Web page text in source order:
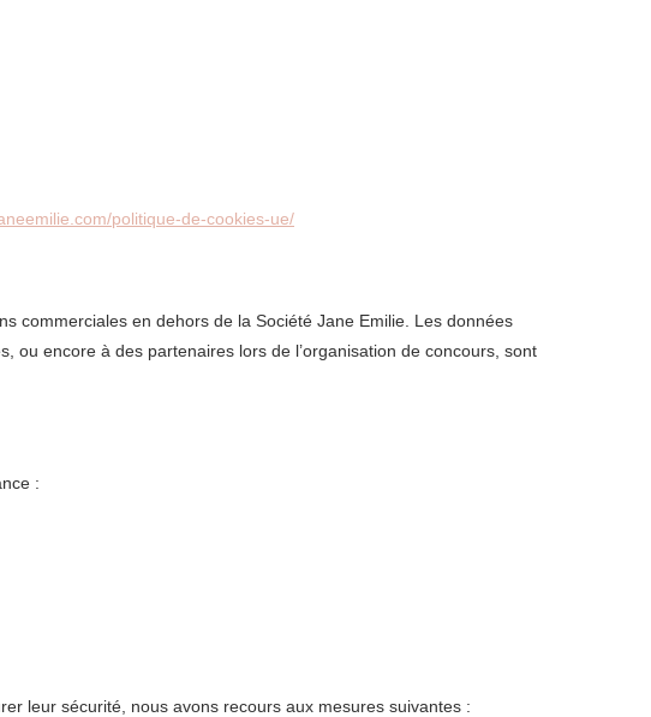
politique-de-cookies-ue/
commerciales en dehors de la Société Jane Emilie. Les données
ou encore à des partenaires lors de l’organisation de concours, sont
:
leur sécurité, nous avons recours aux mesures suivantes :